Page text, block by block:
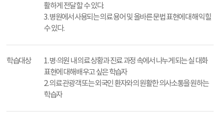
활하게 전달 할 수 있다.
3. 병원에서 사용되는 의료 용어 및 올바른 문법 표현에 대해 익힐
수 있다.
학습대상
1. 병·의원 내 의료 상황과 진료 과정 속에서 나누게 되는 실 대화
표현에 대해 배우고 싶은 학습자
2. 의료 관광객 또는 외국인 환자와의 원활한 의사소통을 원하는
학습자